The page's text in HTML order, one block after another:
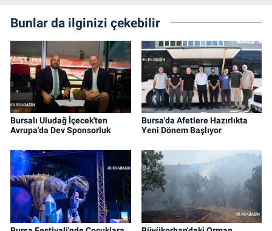
Bunlar da ilginizi çekebilir
Bursalı Uludağ İçecek'ten
Avrupa'da Dev Sponsorluk
Bursa'da Afetlere Hazırlıkta
Yeni Dönem Başlıyor